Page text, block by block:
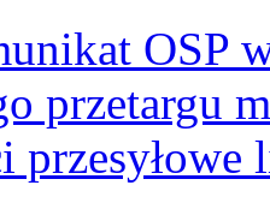
OSP
przetargu